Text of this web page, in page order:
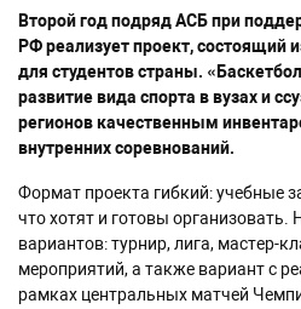
Второй год подряд АСБ при
РФ реализует проект, состоящий
для студентов страны.
развитие вида спорта в вузах и
регионов качественным
внутренних соревнований.
Формат проекта гибкий: учебные
что хотят и готовы организовать.
вариантов: турнир, лига, мастер-
мероприятий, а также вариант с
рамках центральных матчей